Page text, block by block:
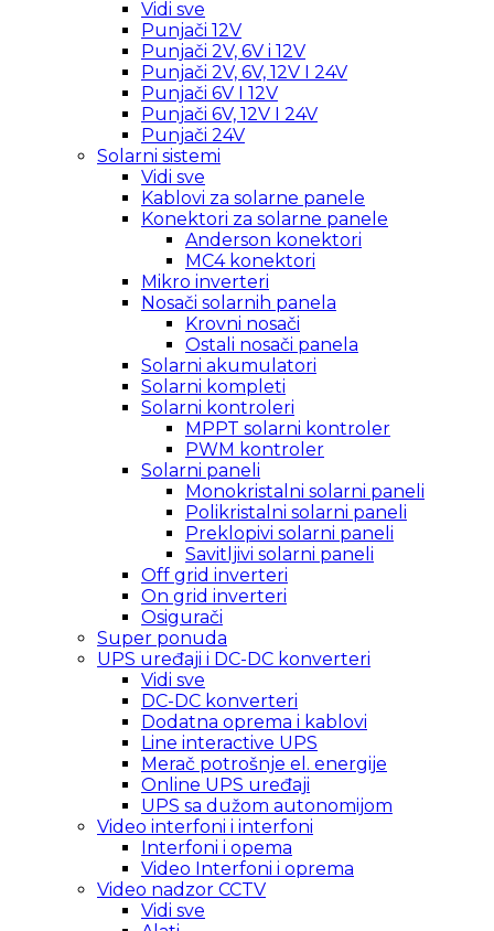
Vidi sve
Punjači 12V
Punjači 2V, 6V i 12V
Punjači 2V, 6V, 12V I 24V
Punjači 6V I 12V
Punjači 6V, 12V I 24V
Punjači 24V
Solarni sistemi
Vidi sve
Kablovi za solarne panele
Konektori za solarne panele
Anderson konektori
MC4 konektori
Mikro inverteri
Nosači solarnih panela
Krovni nosači
Ostali nosači panela
Solarni akumulatori
Solarni kompleti
Solarni kontroleri
MPPT solarni kontroler
PWM kontroler
Solarni paneli
Monokristalni solarni paneli
Polikristalni solarni paneli
Preklopivi solarni paneli
Savitljivi solarni paneli
Off grid inverteri
On grid inverteri
Osigurači
Super ponuda
UPS uređaji i DC-DC konverteri
Vidi sve
DC-DC konverteri
Dodatna oprema i kablovi
Line interactive UPS
Merač potrošnje el. energije
Online UPS uređaji
UPS sa dužom autonomijom
Video interfoni i interfoni
Interfoni i opema
Video Interfoni i oprema
Video nadzor CCTV
Vidi sve